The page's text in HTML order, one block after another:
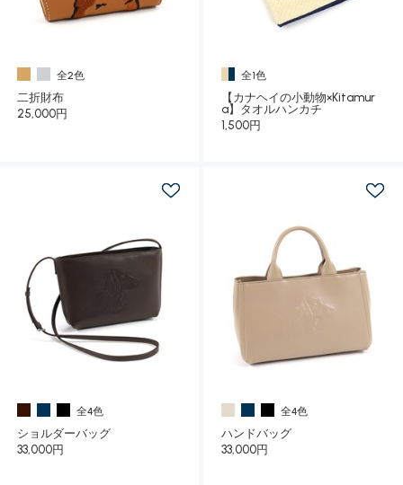
全2色
二折財布
25,000円
全1色
【カナヘイの小動物×Kitamur
a】タオルハンカチ
1,500円
全4色
ショルダーバッグ
33,000円
全4色
ハンドバッグ
33,000円